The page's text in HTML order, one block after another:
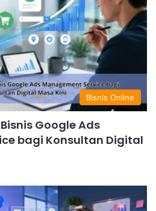
Bisnis Online
Google Ads
bagi Konsultan Digital